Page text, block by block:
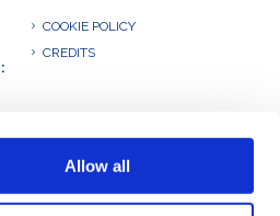
Allow all
COOKIE POLICY
CREDITS